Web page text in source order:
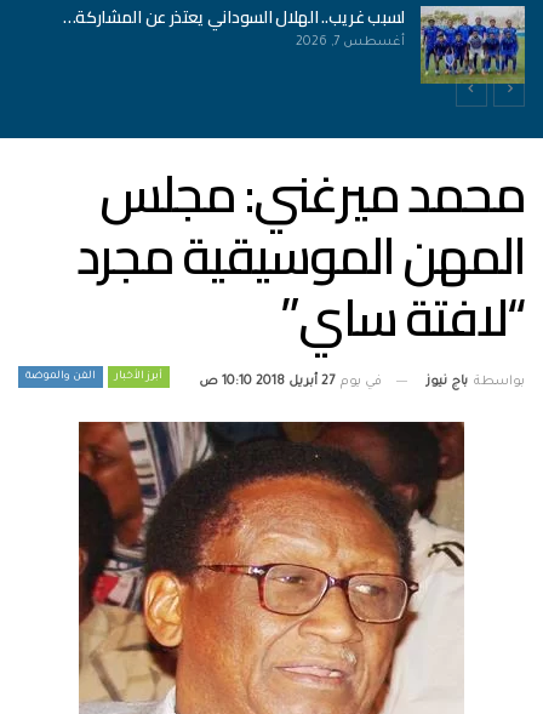
لسبب غريب.. الهلال السوداني يعتذر عن المشاركة…
أغسطس 7, 2026
محمد ميرغني: مجلس
المهن الموسيقية مجرد
“لافتة ساي”
أبرز الأخبار الفن والموضة بواسطة باج نيوز في يوم 27 أبريل 2018 10:10 ص